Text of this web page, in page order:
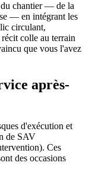
du chantier — de la
— en intégrant les
circulant,
colle au terrain
que vous l'avez
après-
d'exécution et
de SAV
Ces
des occasions